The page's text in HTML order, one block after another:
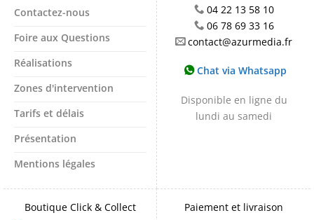
Contactez-nous
Foire aux Questions
Réalisations
Zones d'intervention
Tarifs et délais
Présentation
Mentions légales
04 22 13 58 10
06 78 69 33 16
contact@azurmedia.fr
Chat via Whatsapp
Disponible en ligne du
lundi au samedi
Boutique Click & Collect
Paiement et livraison